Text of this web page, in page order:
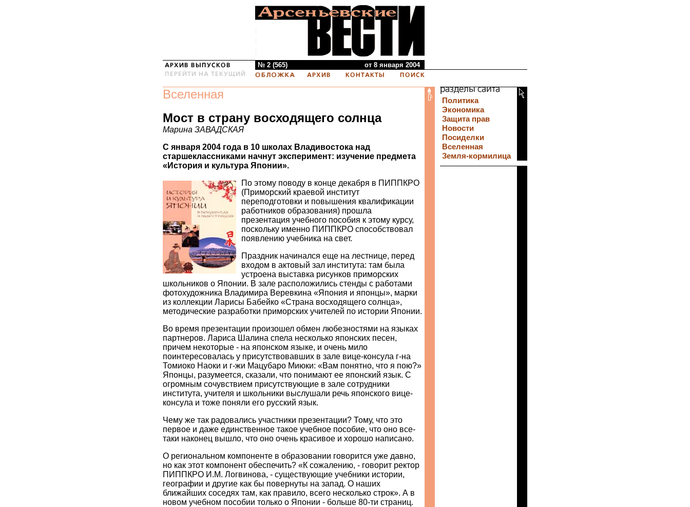
№ 2 (565) от 8 января 2004
Вселенная
Мост в страну восходящего солнца
Марина ЗАВАДСКАЯ
С января 2004 года в 10 школах Владивостока над
старшеклассниками начнут эксперимент: изучение предмета
«История и культура Японии».
По этому поводу в конце декабря в ПИППКРО
(Приморский краевой институт
переподготовки и повышения квалификации
работников образования) прошла
презентация учебного пособия к этому курсу,
поскольку именно ПИППКРО способствовал
появлению учебника на свет.
Праздник начинался еще на лестнице, перед
входом в актовый зал института: там была
устроена выставка рисунков приморских
школьников о Японии. В зале расположились стенды с работами
фотохудожника Владимира Веревкина «Япония и японцы», марки
из коллекции Ларисы Бабейко «Страна восходящего солнца»,
методические разработки приморских учителей по истории Японии.
Во время презентации произошел обмен любезностями на языках
партнеров. Лариса Шалина спела несколько японских песен,
причем некоторые - на японском языке, и очень мило
поинтересовалась у присутствовавших в зале вице-консула г-на
Томиоко Наоки и г-жи Мацубаро Миюки: «Вам понятно, что я пою?»
Японцы, разумеется, сказали, что понимают ее японский язык. С
огромным сочувствием присутствующие в зале сотрудники
института, учителя и школьники выслушали речь японского вице-
консула и тоже поняли его русский язык.
Чему же так радовались участники презентации? Тому, что это
первое и даже единственное такое учебное пособие, что оно все-
таки наконец вышло, что оно очень красивое и хорошо написано.
О региональном компоненте в образовании говорится уже давно,
но как этот компонент обеспечить? «К сожалению, - говорит ректор
ПИППКРО И.М. Логвинова, - существующие учебники истории,
географии и другие как бы повернуты на запад. О наших
ближайших соседях там, как правило, всего несколько строк». А в
новом учебном пособии только о Японии - больше 80-ти страниц.
Политика
Экономика
Защита прав
Новости
Посиделки
Вселенная
Земля-кормилица